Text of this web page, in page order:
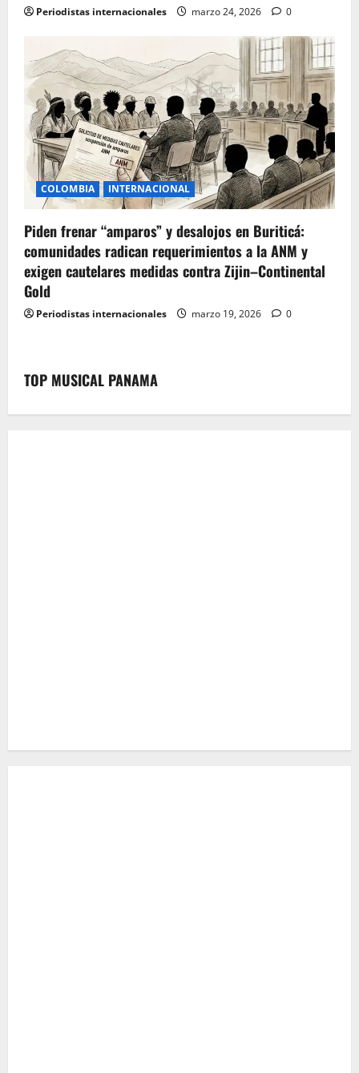
Periodistas internacionales marzo 24, 2026 0
COLOMBIA INTERNACIONAL
Piden frenar “amparos” y desalojos en Buriticá:
comunidades radican requerimientos a la ANM y
exigen cautelares medidas contra Zijin–Continental
Gold
Periodistas internacionales marzo 19, 2026 0
TOP MUSICAL PANAMA